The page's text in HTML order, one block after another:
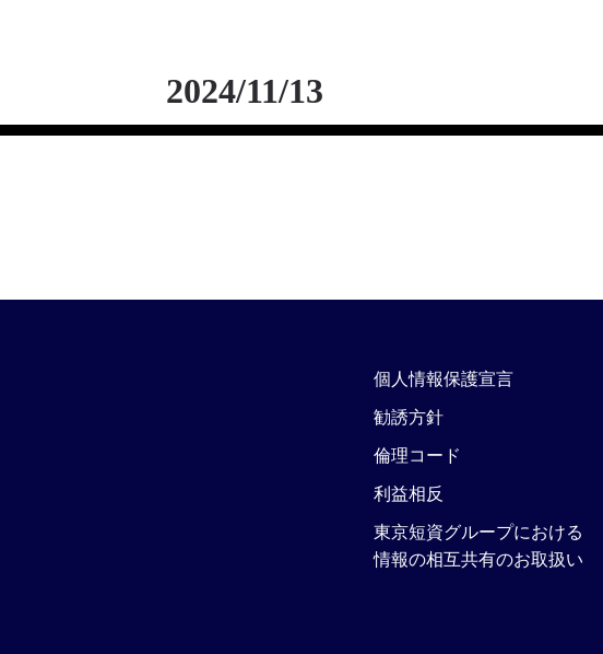
2024/11/13
個人情報保護宣言
勧誘方針
倫理コード
利益相反
東京短資グループにおける
情報の相互共有のお取扱い